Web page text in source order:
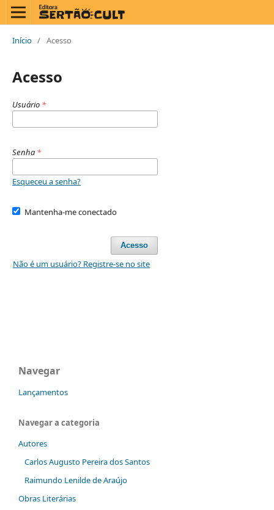
Início / Acesso
Acesso
Usuário *
Senha *
Esqueceu a senha?
Mantenha-me conectado
Acesso
Não é um usuário? Registre-se no site
Navegar
Lançamentos
Navegar a categoria
Autores
Carlos Augusto Pereira dos Santos
Raimundo Lenilde de Araújo
Obras Literárias